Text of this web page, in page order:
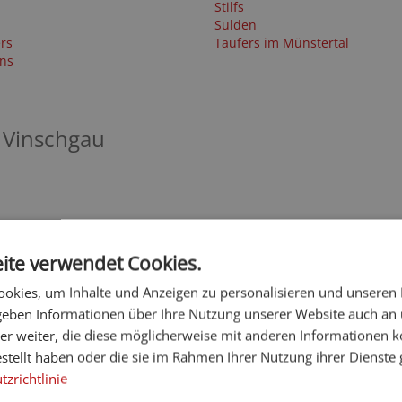
Stilfs
Sulden
Taufers im Münstertal
Tuberis Life Balance & Nature
****S
Vinschgau - Taufers im Münstertal
verwendet Cookies.
um Inhalte und Anzeigen zu personalisieren und unseren
Informationen über Ihre Nutzung unserer Website auch an
weiter, die diese möglicherweise mit anderen Informationen
haben oder die sie im Rahmen Ihrer Nutzung ihrer Dienste